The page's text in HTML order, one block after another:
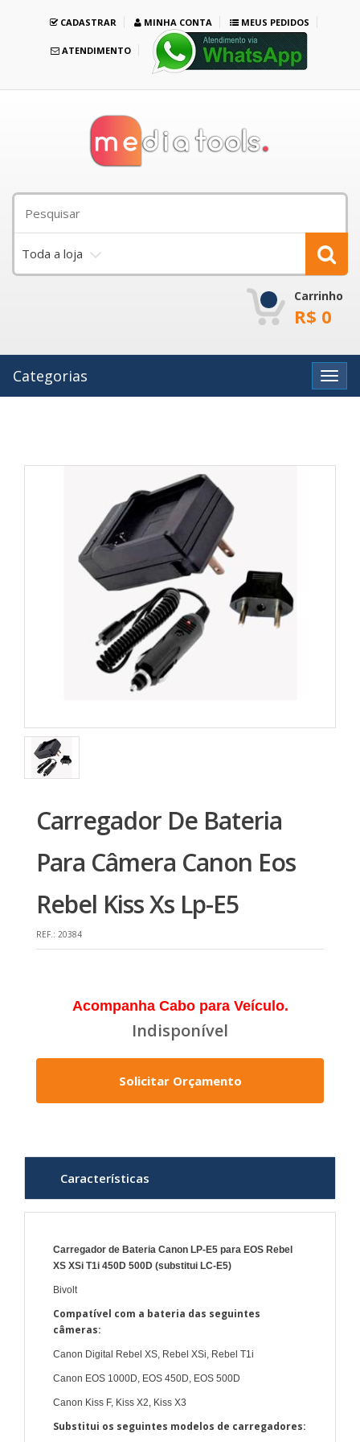
CADASTRAR MINHA CONTA MEUS PEDIDOS
ATENDIMENTO
Toda a loja
Carrinho
R$ 0
Categorias Ver
Carregador De Bateria
Para Câmera Canon Eos
Rebel Kiss Xs Lp-E5
REF.: 20384
Acompanha Cabo para Veículo.
Indisponível
Solicitar Orçamento
Características
Carregador de Bateria Canon LP-E5 para EOS Rebel
XS XSi T1i 450D 500D (substitui LC-E5)
Bivolt
Compatível com a bateria das seguintes
câmeras:
Canon Digital Rebel XS, Rebel XSi, Rebel T1i
Canon EOS 1000D, EOS 450D, EOS 500D
Canon Kiss F, Kiss X2, Kiss X3
Substitui os seguintes modelos de carregadores: